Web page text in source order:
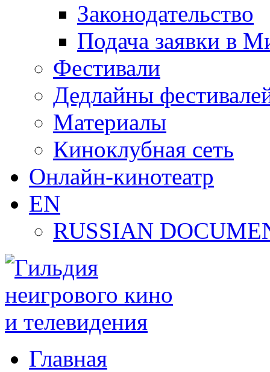
Законодательство
Подача заявки в
Фестивали
Дедлайны
Материалы
Киноклубная сеть
Онлайн-кинотеатр
EN
RUSSIAN
Главная